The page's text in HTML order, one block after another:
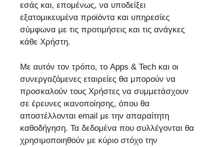
εσάς και, επομένως, να υποδείξει
εξατομικευμένα προϊόντα και υπηρεσίες
σύμφωνα με τις προτιμήσεις και τις ανάγκες
κάθε Χρήστη.
Με αυτόν τον τρόπο, το Apps & Tech και οι
συνεργαζόμενες εταιρείες θα μπορούν να
προσκαλούν τους Χρήστες να συμμετάσχουν
σε έρευνες ικανοποίησης, όπου θα
αποστέλλονται email με την απαραίτητη
καθοδήγηση. Τα δεδομένα που συλλέγονται θα
χρησιμοποιηθούν με κύριο στόχο την